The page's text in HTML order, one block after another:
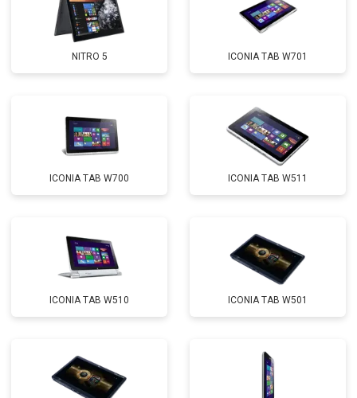
NITRO 5 ICONIA TAB W701
ICONIA TAB W700 ICONIA TAB W511
ICONIA TAB W510 ICONIA TAB W501